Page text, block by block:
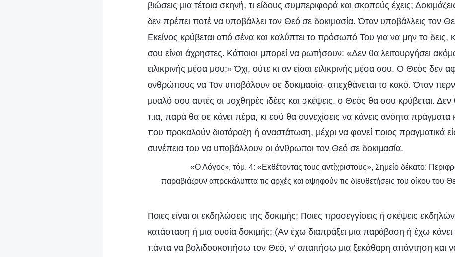
βιώσεις μια τέτοια σκηνή, τι είδους συμπεριφορά και σκοπούς έχεις;
δεν πρέπει ποτέ να υποβάλλει τον Θεό σε δοκιμασία. Όταν υποβάλλεις τον
Εκείνος κρύβεται από σένα και καλύπτει το πρόσωπό Του για να μην το δεις,
σου είναι άχρηστες. Κάποιοι μπορεί να ρωτήσουν: «Δεν θα λειτουργήσει ακόμα
ειλικρινής μέσα μου;» Όχι, ούτε κι αν είσαι ειλικρινής μέσα σου. Ο Θεός δεν
ανθρώπους να Τον υποβάλουν σε δοκιμασία· απεχθάνεται το κακό. Όταν
μυαλό σου αυτές οι μοχθηρές ιδέες και σκέψεις, ο Θεός θα σου κρύβεται. Δεν
πια, παρά θα σε κάνει πέρα, κι εσύ θα συνεχίσεις να κάνεις ανόητα πράγματα
που προκαλούν διατάραξη ή αναστάτωση, μέχρι να φανεί ποιος πραγματικά
συνέπεια του να υποβάλλουν οι άνθρωποι τον Θεό σε δοκιμασία.
«Ο Λόγος», τόμ. 4: «Εκθέτοντας τους αντίχριστους», Σημείο δέκατο:
παραβιάζουν απροκάλυπτα τις αρχές και αψηφούν τις διευθετήσεις του οίκου του
Ποιες είναι οι εκδηλώσεις της δοκιμής; Ποιες προσεγγίσεις ή σκέψεις
κατάσταση ή μια ουσία δοκιμής; (Αν έχω διαπράξει μια παράβαση ή έχω κάνει
πάντα να βολιδοσκοπήσω τον Θεό, ν’ απαιτήσω μια ξεκάθαρη απάντηση και